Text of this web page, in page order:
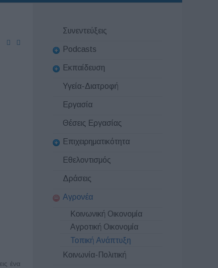
ένα
Συνεντεύξεις
Podcasts
Εκπαίδευση
Υγεία-Διατροφή
Εργασία
Θέσεις Εργασίας
Επιχειρηματικότητα
Εθελοντισμός
Δράσεις
Αγρονέα
Κοινωνική Οικονομία
Αγροτική Οικονομία
Τοπική Ανάπτυξη
Κοινωνία-Πολιτική